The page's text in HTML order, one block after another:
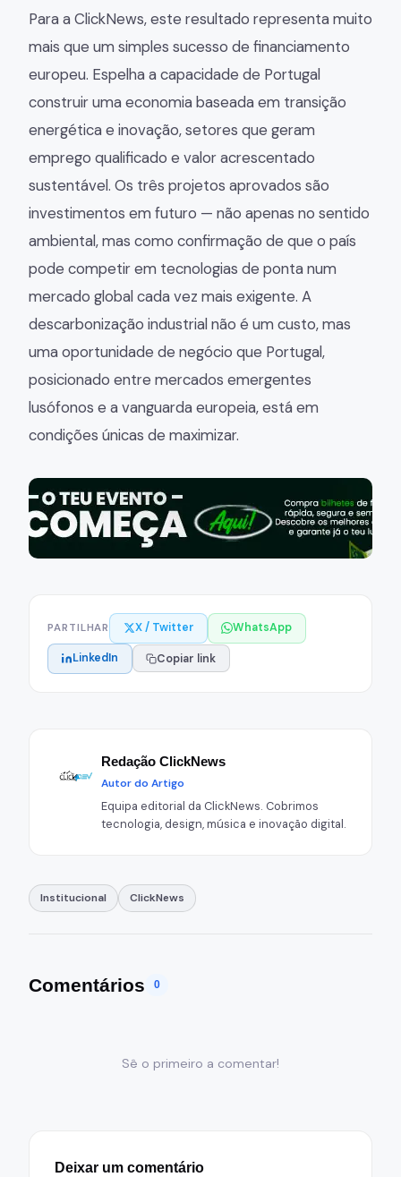
Para a ClickNews, este resultado representa muito
mais que um simples sucesso de financiamento
europeu. Espelha a capacidade de Portugal
construir uma economia baseada em transição
energética e inovação, setores que geram
emprego qualificado e valor acrescentado
sustentável. Os três projetos aprovados são
investimentos em futuro — não apenas no sentido
ambiental, mas como confirmação de que o país
pode competir em tecnologias de ponta num
mercado global cada vez mais exigente. A
descarbonização industrial não é um custo, mas
uma oportunidade de negócio que Portugal,
posicionado entre mercados emergentes
lusófonos e a vanguarda europeia, está em
condições únicas de maximizar.
PARTILHAR X / Twitter WhatsApp
LinkedIn Copiar link
Redação ClickNews
Autor do Artigo
Equipa editorial da ClickNews. Cobrimos
tecnologia, design, música e inovação digital.
Institucional ClickNews
Comentários 0
Sê o primeiro a comentar!
Deixar um comentário